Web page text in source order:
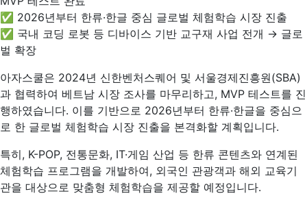
✅ 2026년부터 한류·한글 중심 글로벌 체험학습 시장 진출
✅ 국내 코딩 로봇 등 디바이스 기반 교구재 사업 전개 → 글로
벌 확장
아자스쿨은 2024년 신한벤처스퀘어 및 서울경제진흥원(SBA)
과 협력하여 베트남 시장 조사를 마무리하고, MVP 테스트를 진
행하였습니다. 이를 기반으로 2026년부터 한류·한글을 중심으
로 한 글로벌 체험학습 시장 진출을 본격화할 계획입니다.
특히, K-POP, 전통문화, IT·게임 산업 등 한류 콘텐츠와 연계된
체험학습 프로그램을 개발하여, 외국인 관광객과 해외 교육기
관을 대상으로 맞춤형 체험학습을 제공할 예정입니다.